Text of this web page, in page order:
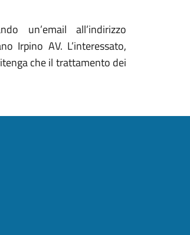
un’email all’indirizzo
Irpino AV. L’interessato,
che il trattamento dei